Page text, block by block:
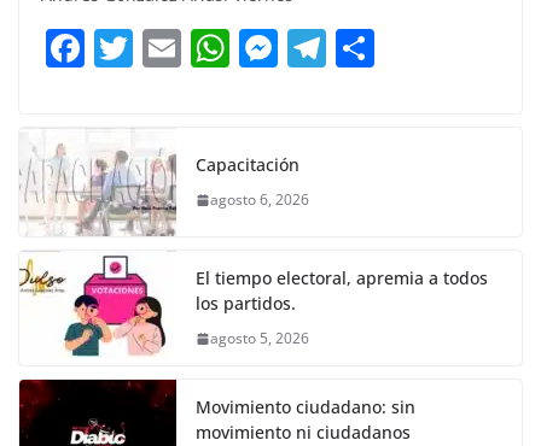
b
o
k
A
p
n
g
a
m
F
c
e
b
o
o
k
T
itt
er
E W
s
A
p
M
e
n
er
T
Capacitación
agosto 6, 2026
El tiempo electoral, apremia a todos
los partidos.
agosto 5, 2026
Movimiento ciudadano: sin
movimiento ni ciudadanos